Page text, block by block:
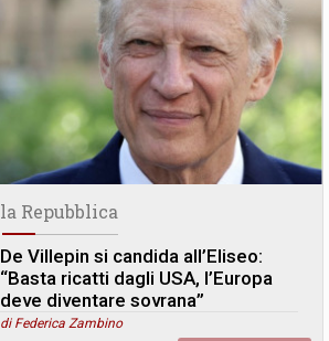
la Repubblica
De Villepin si candida all’Eliseo:
“Basta ricatti dagli USA, l’Europa
deve diventare sovrana”
di Federica Zambino